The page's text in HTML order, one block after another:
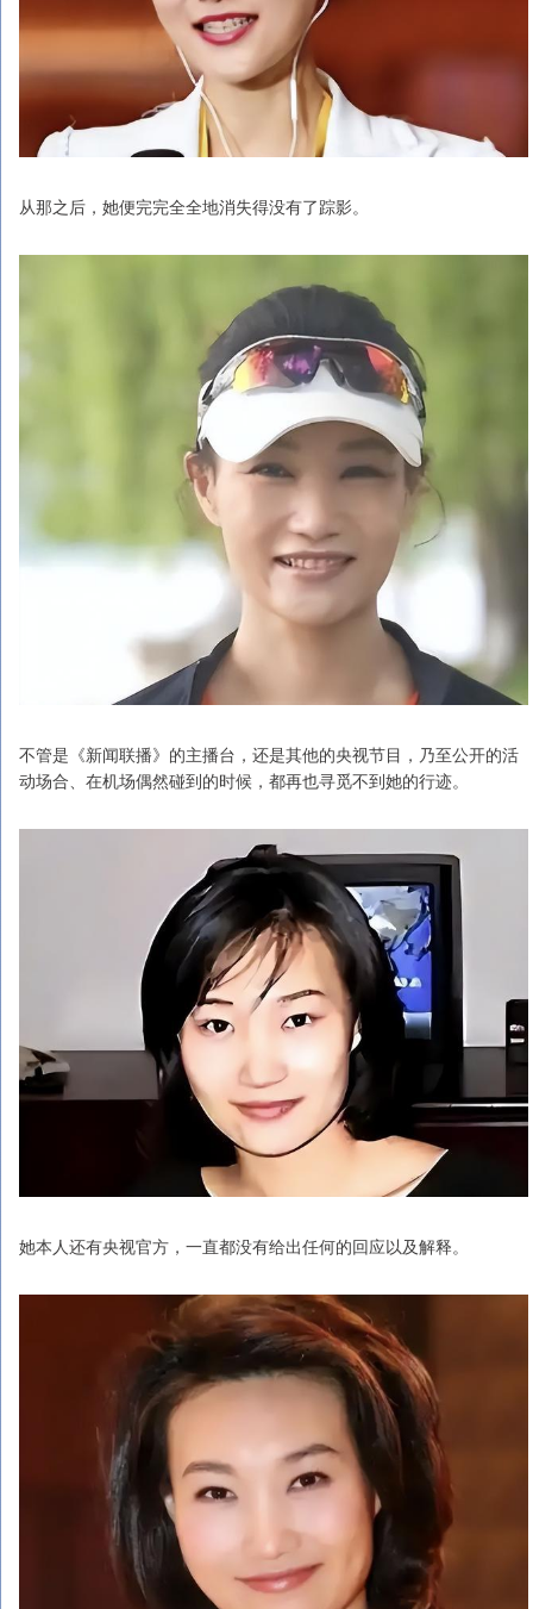
从那之后，她便完完全全地消失得没有了踪影。
不管是《新闻联播》的主播台，还是其他的央视节目，乃至公开的活
动场合、在机场偶然碰到的时候，都再也寻觅不到她的行迹。
她本人还有央视官方，一直都没有给出任何的回应以及解释。